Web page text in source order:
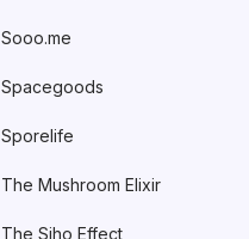
Sooo.me
Spacegoods
Sporelife
The Mushroom Elixir
The Siho Effect